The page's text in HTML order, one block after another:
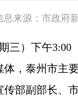
息来源：市政府
三）下午3:00
，泰州市主
传部副部长、